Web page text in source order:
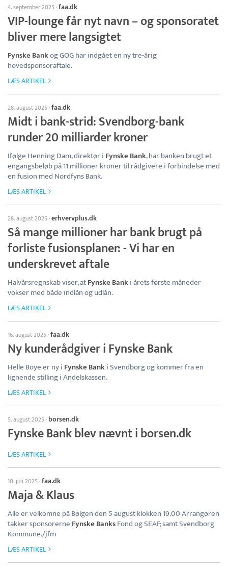
4. september 2025·faa.dk
VIP-lounge får nyt navn – og sponsoratet
bliver mere langsigtet
Fynske Bankog GOG har indgået en ny tre-årig
hovedsponsoraftale.
LÆS ARTIKEL
28. august 2025·faa.dk
Midt i bank-strid: Svendborg-bank
runder 20 milliarder kroner
Ifølge Henning Dam, direktør i Fynske Bank, har banken brugt et
engangsbeløb på 11 millioner kroner til rådgivere i forbindelse med
en fusion med Nordfyns Bank.
LÆS ARTIKEL
28. august 2025·erhvervplus.dk
Så mange millioner har bank brugt på
forliste fusionsplaner: - Vi har en
underskrevet aftale
Halvårsregnskab viser, atFynske Banki årets første måneder
vokser med både indlån og udlån.
LÆS ARTIKEL
16. august 2025·faa.dk
Ny kunderådgiver i Fynske Bank
Helle Boye er ny i Fynske Banki Svendborg og kommer fra en
lignende stilling i Andelskassen.
LÆS ARTIKEL
5. august 2025· borsen.dk
Fynske Bank blev nævnt i borsen.dk
LÆS ARTIKEL
10. juli 2025·faa.dk
Maja & Klaus
Alle er velkomne på Bølgen den 5 august klokken 19.00 Arrangøren
takker sponsorerne Fynske BanksFond og SEAF; samt Svendborg
Kommune./jfm
LÆS ARTIKEL